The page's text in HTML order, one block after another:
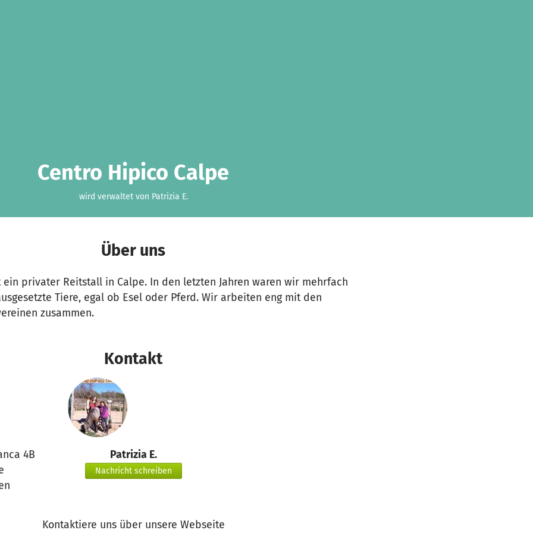
Centro Hipico Calpe
wird verwaltet von Patrizia E.
Über uns
ein privater Reitstall in Calpe. In den letzten Jahren waren wir mehrfach
Tiere, egal ob Esel oder Pferd. Wir arbeiten eng mit den
zusammen.
Kontakt
4B
Patrizia E.
Nachricht schreiben
Kontaktiere uns über unsere Webseite